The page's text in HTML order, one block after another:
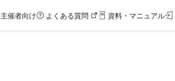
催者向け よくある質問 資料・マニュアル